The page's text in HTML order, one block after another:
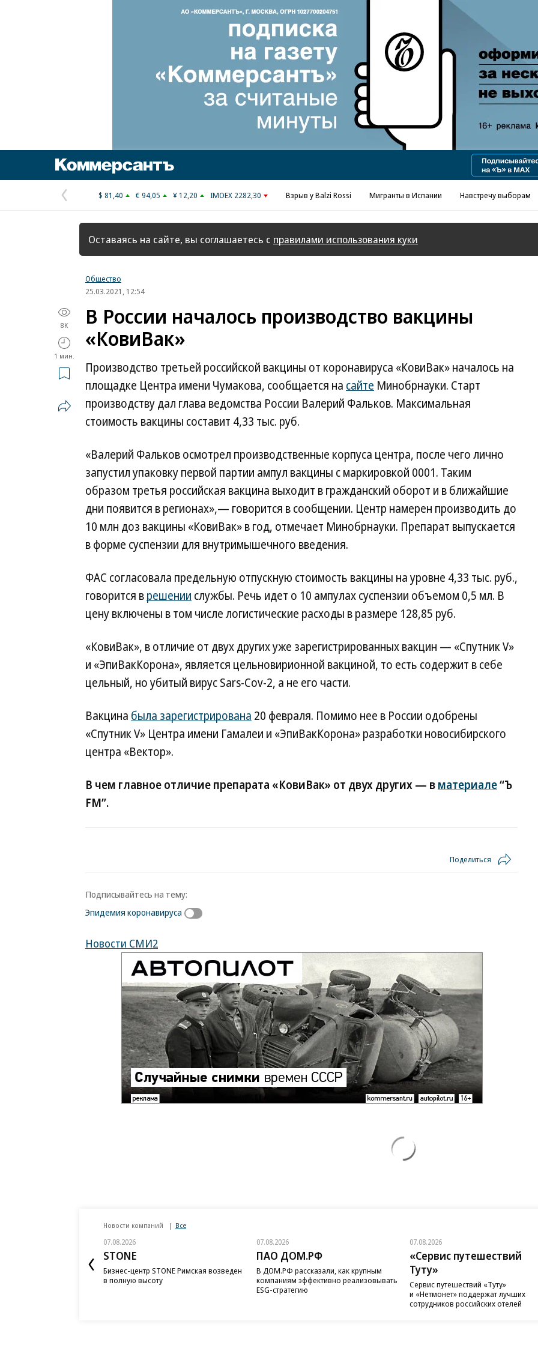
Реклама в «Ъ» www.kommersant.ru/ad
Предыдущая
страница
$ 81,40 € 94,05 ¥ 12,20 IMOEX 2282,30 Взрыв у Balzi Rossi Мигранты в Испании Навстречу выборам
Оставаясь на сайте, вы соглашаетесь с правилами использования куки
Общество
25.03.2021, 12:54
8K
1 мин.
В России началось производство вакцины
«КовиВак»
Производство третьей российской вакцины от коронавируса «КовиВак» началось на
площадке Центра имени Чумакова, сообщается на сайте Минобрнауки. Старт
производству дал глава ведомства России Валерий Фальков. Максимальная
стоимость вакцины составит 4,33 тыс. руб.
«Валерий Фальков осмотрел производственные корпуса центра, после чего лично
запустил упаковку первой партии ампул вакцины с маркировкой 0001. Таким
образом третья российская вакцина выходит в гражданский оборот и в ближайшие
дни появится в регионах»,— говорится в сообщении. Центр намерен производить до
10 млн доз вакцины «КовиВак» в год, отмечает Минобрнауки. Препарат выпускается
в форме суспензии для внутримышечного введения.
ФАС согласовала предельную отпускную стоимость вакцины на уровне 4,33 тыс. руб.,
говорится врешении службы. Речь идет о 10 ампулах суспензии объемом 0,5 мл. В
цену включены в том числе логистические расходы в размере 128,85 руб.
«КовиВак», в отличие от двух других уже зарегистрированных вакцин — «Спутник V»
и «ЭпиВакКорона», является цельновирионной вакциной, то есть содержит в себе
цельный, но убитый вирус Sars-Cov-2, а не его части.
Вакцина была зарегистрирована 20 февраля. Помимо нее в России одобрены
«Спутник V» Центра имени Гамалеи и «ЭпиВакКорона» разработки новосибирского
центра «Вектор».
В чем главное отличие препарата «КовиВак» от двух других — вматериале“Ъ
FM”.
Поделиться
Подписывайтесь на тему:
Эпидемия коронавируса
Новости СМИ2
Новости компаний Все
07.08.2026
STONE
Бизнес-центр STONE Римская возведен
в полную высоту
07.08.2026
ПАО ДОМ.РФ
В ДОМ.РФ рассказали, как крупным
компаниям эффективно реализовывать
ESG-стратегию
07.08.2026
«Сервис путешествий
Туту»
Сервис путешествий «Туту»
и «Нетмонет» поддержат лучших
сотрудников российских отелей